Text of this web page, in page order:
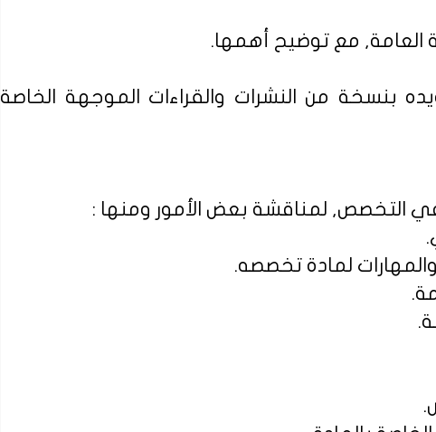
بنسخة من النشرات والقراءات الموجهة الخاصة
في التخصص, لمناقشة بعض الأمور ومنها :